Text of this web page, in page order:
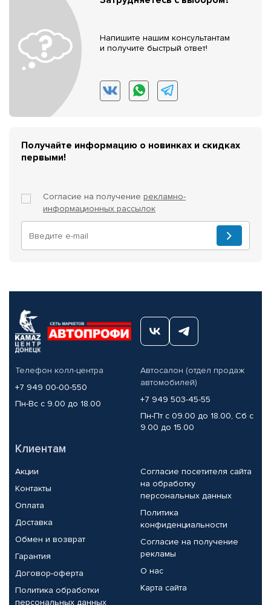
Напишите нашим консультантам
и получите быстрый ответ!
Получайте информацию о новинках и скидках
первыми!
Согласие на получение рекламно-
информационных рассылок
Телефон колл-центра
+7 949 00-00-550
Пн-Вс с 9.00 до 18.00
Автосалон (отдел продаж
автомобилей)
+7 949 503-45-55
Пн-Пт с 09.00 до 18.00, Сб с
9.00 до 15.00
Клиентам
Акции
Контакты
Оплата
Доставка
Обмен и возврат
Гарантия
Договор-оферта
Политика обработки
персональных данных
Согласие посетителя сайта
на обработку
персональных данных
Политика
конфиденциальности
Согласие на получение
рекламы
О нас
Карта сайта